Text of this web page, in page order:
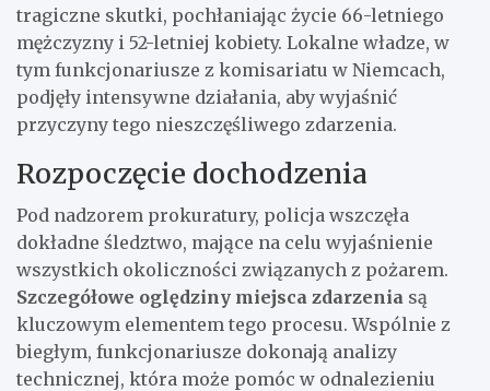
tragiczne skutki, pochłaniając życie 66-letniego
mężczyzny i 52-letniej kobiety. Lokalne władze, w
tym funkcjonariusze z komisariatu w Niemcach,
podjęły intensywne działania, aby wyjaśnić
przyczyny tego nieszczęśliwego zdarzenia.
Rozpoczęcie dochodzenia
Pod nadzorem prokuratury, policja wszczęła
dokładne śledztwo, mające na celu wyjaśnienie
wszystkich okoliczności związanych z pożarem.
Szczegółowe oględziny miejsca zdarzenia są
kluczowym elementem tego procesu. Wspólnie z
biegłym, funkcjonariusze dokonają analizy
technicznej, która może pomóc w odnalezieniu